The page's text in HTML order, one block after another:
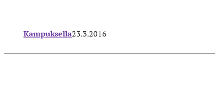
Kampuksella23.3.2016